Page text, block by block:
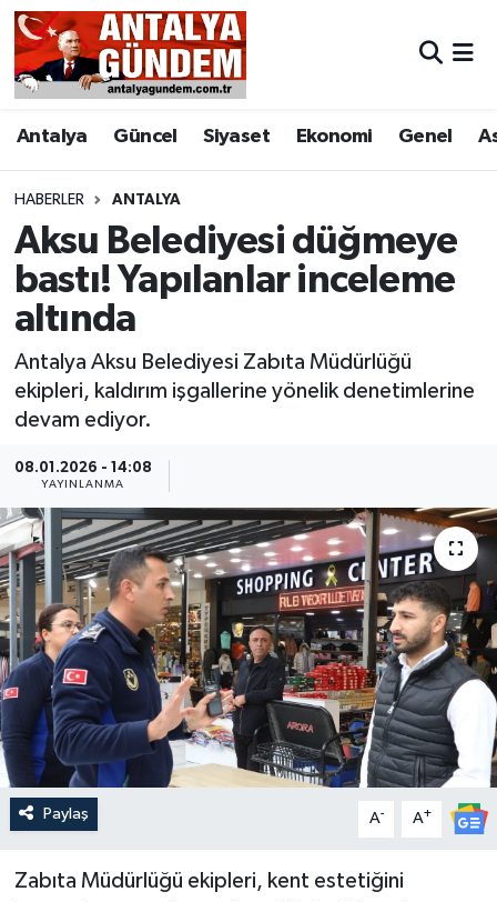
Antalya Güncel Siyaset Ekonomi Genel
HABERLER ANTALYA
Aksu Belediyesi düğmeye
bastı! Yapılanlar inceleme
altında
Antalya Aksu Belediyesi Zabıta Müdürlüğü
ekipleri, kaldırım işgallerine yönelik denetimlerine
devam ediyor.
08.01.2026 - 14:08
YAYINLANMA
Paylaş A- A+
Zabıta Müdürlüğü ekipleri, kent estetiğini
Antalya
Asayiş
Bilim & Teknoloji
Bölge
EĞİTİM
Ekonomi
Genel
Görüntülü Haber
Güncel
Kültür & Sanat
Magazin
Resmi İlan
Sağlık & Yaşam
Siyaset
Spor
Antalya Nöbetçi Eczaneler
Antalya Hava Durumu
Antalya Namaz Vakitleri
Antalya Trafik Yoğunluk Haritası
Süper Lig Puan Durumu ve Fikstür
Tüm Manşetler
Son Dakika Haberleri
Haber Arşivi